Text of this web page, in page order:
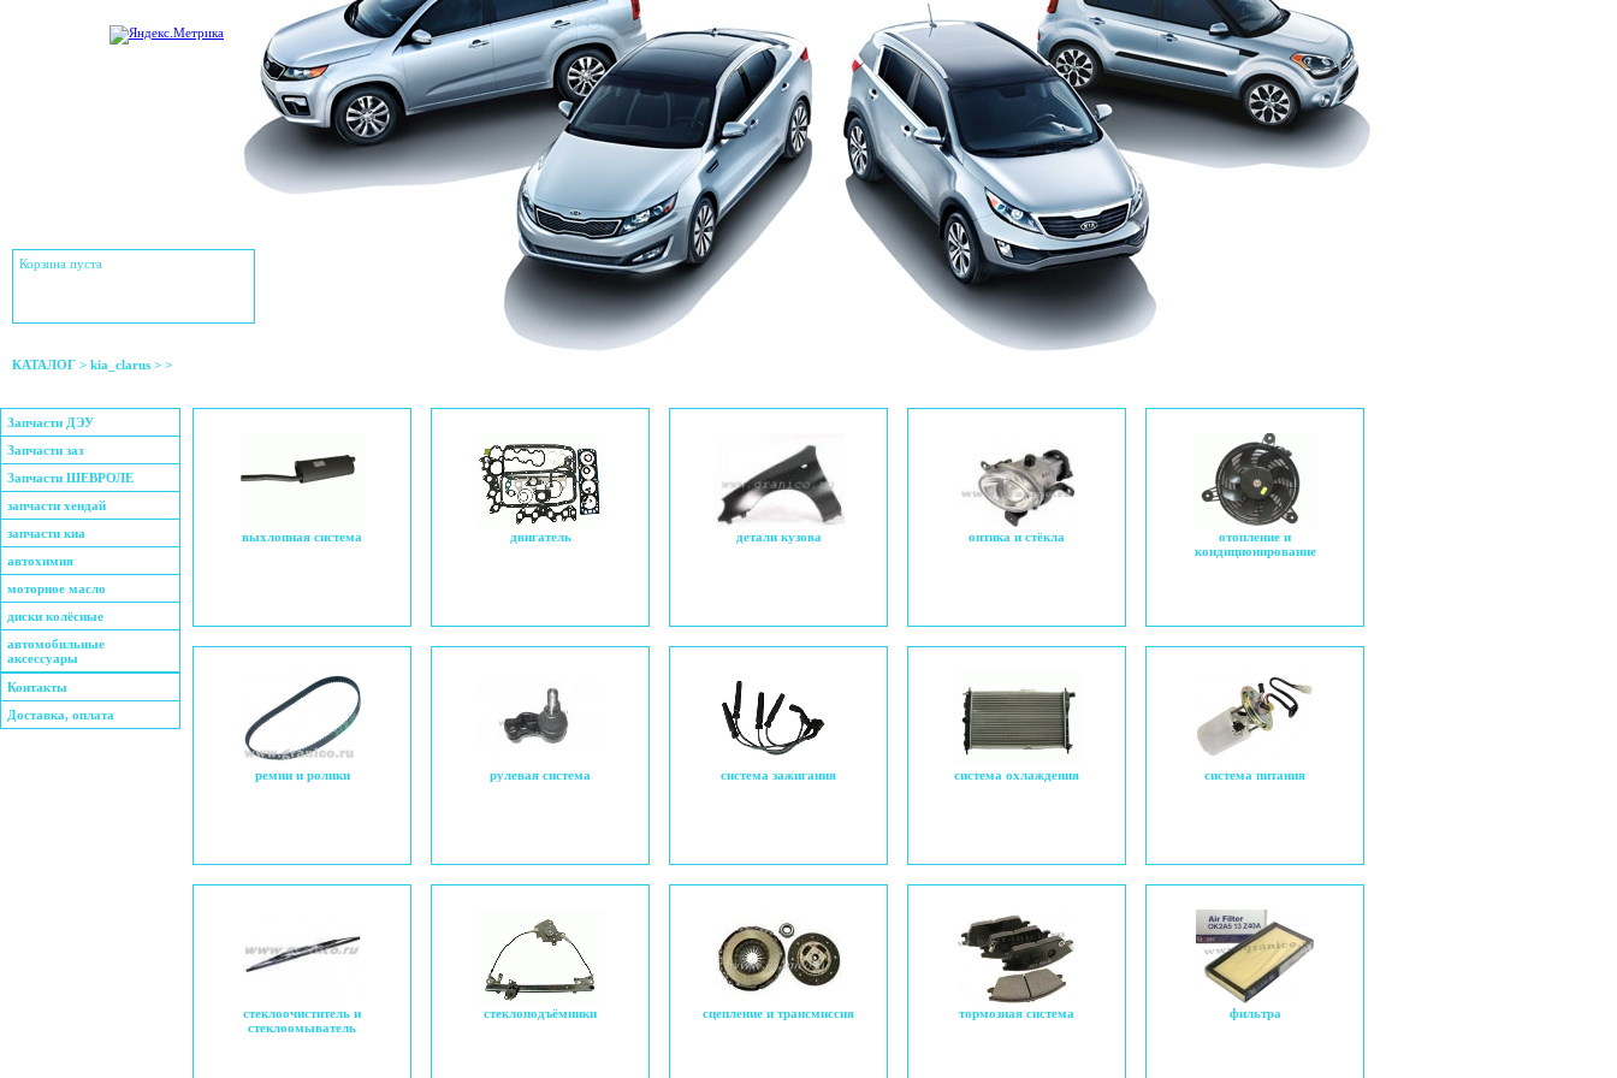
Корзина пуста
КАТАЛОГ > kia_clarus > >
выхлопная система двигатель детали кузова оптика и стёкла
отопление и
кондиционирование
ремни и ролики рулевая система система зажигания система охлаждения система питания
стеклоочиститель и
стеклоомыватель
стеклоподъёмники сцепление и трансмиссия тормозная система фильтра
Запчасти ДЭУ
Запчасти заз
Запчасти ШЕВРОЛЕ
запчасти хендай
запчасти киа
автохимия
моторное масло
диски колёсные
автомобильные
аксессуары
Контакты
Доставка, оплата